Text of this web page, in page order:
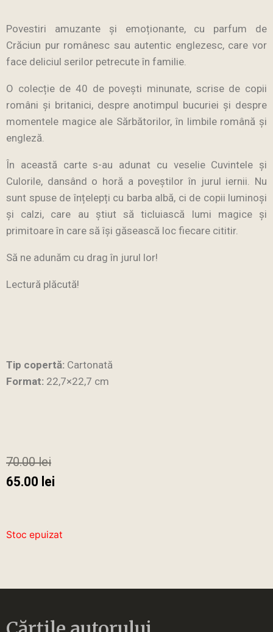
Povestiri amuzante și emoționante, cu parfum de
Crăciun pur românesc sau autentic englezesc, care vor
face deliciul serilor petrecute în familie.
O colecție de 40 de povești minunate, scrise de copii
români și britanici, despre anotimpul bucuriei și despre
momentele magice ale Sărbătorilor, în limbile română și
engleză.
În această carte s-au adunat cu veselie Cuvintele și
Culorile, dansând o horă a poveștilor în jurul iernii. Nu
sunt spuse de înțelepți cu barba albă, ci de copii luminoși
și calzi, care au știut să ticluiască lumi magice și
primitoare în care să își găsească loc fiecare cititir.
Să ne adunăm cu drag în jurul lor!
Lectură plăcută!
Tip copertă: Cartonată
Format: 22,7×22,7 cm
70.00lei
65.00 lei
Stoc epuizat